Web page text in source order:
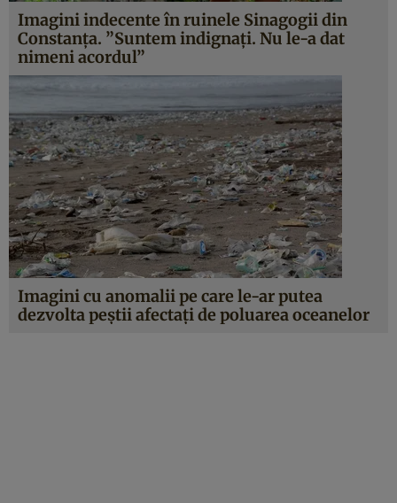
Imagini indecente în ruinele Sinagogii din
Constanţa. ”Suntem indignaţi. Nu le-a dat
nimeni acordul”
Imagini cu anomalii pe care le-ar putea
dezvolta peştii afectaţi de poluarea oceanelor